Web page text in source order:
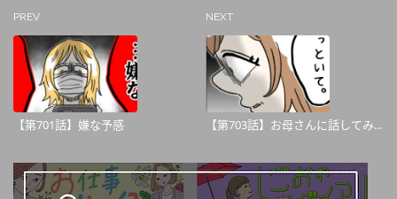
PREV
【第701話】嫌な予感
NEXT
【第703話】お母さんに話してみ...